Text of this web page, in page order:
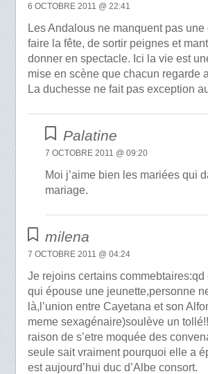
6 OCTOBRE 2011 @ 22:41
Les Andalous ne manquent pas
faire la fête, de sortir peignes et
donner en spectacle. Ici la vie est
mise en scène que chacun regarde
La duchesse ne fait pas exception
Palatine
7 OCTOBRE 2011 @ 09:20
Moi j’aime bien les mariées qui
mariage.
milena
7 OCTOBRE 2011 @ 04:24
Je rejoins certains commebtaires:qd
qui épouse une jeunette,personne
là,l’union entre Cayetana et son
meme sexagénaire)soulève un
raison de s’etre moquée des
seule sait vraiment pourquoi elle a
est aujourd’hui duc d’Albe consort.